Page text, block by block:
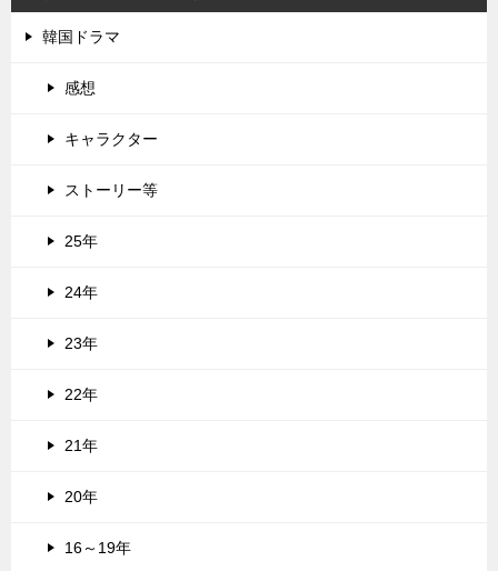
韓国ドラマ
感想
キャラクター
ストーリー等
25年
24年
23年
22年
21年
20年
16～19年